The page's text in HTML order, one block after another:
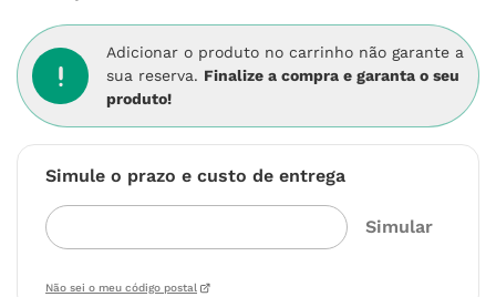
Adicionar o produto no carrinho não garante a
sua reserva. Finalize a compra e garanta o seu
produto!
Simule o prazo e custo de entrega
Não sei o meu código postal